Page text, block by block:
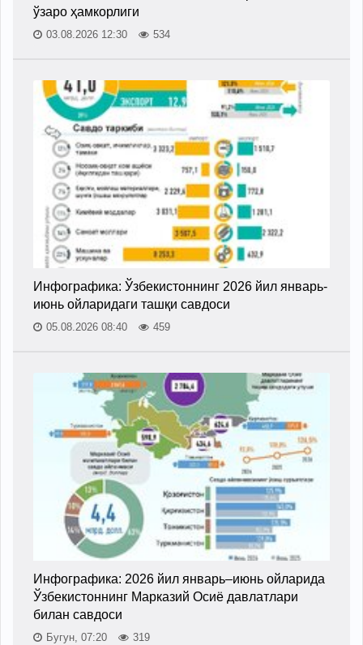
ўзаро ҳамкорлиги
03.08.2026 12:30 534
Инфографика: Ўзбекистоннинг 2026 йил январь-
июнь ойларидаги ташқи савдоси
05.08.2026 08:40 459
Инфографика: 2026 йил январь–июнь ойларида
Ўзбекистоннинг Марказий Осиё давлатлари
билан савдоси
Бугун, 07:20 319